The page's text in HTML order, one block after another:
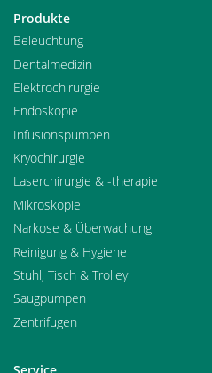
Produkte
Beleuchtung
Dentalmedizin
Elektrochirurgie
Endoskopie
Infusionspumpen
Kryochirurgie
Laserchirurgie & -therapie
Mikroskopie
Narkose & Überwachung
Reinigung & Hygiene
Stuhl, Tisch & Trolley
Saugpumpen
Zentrifugen